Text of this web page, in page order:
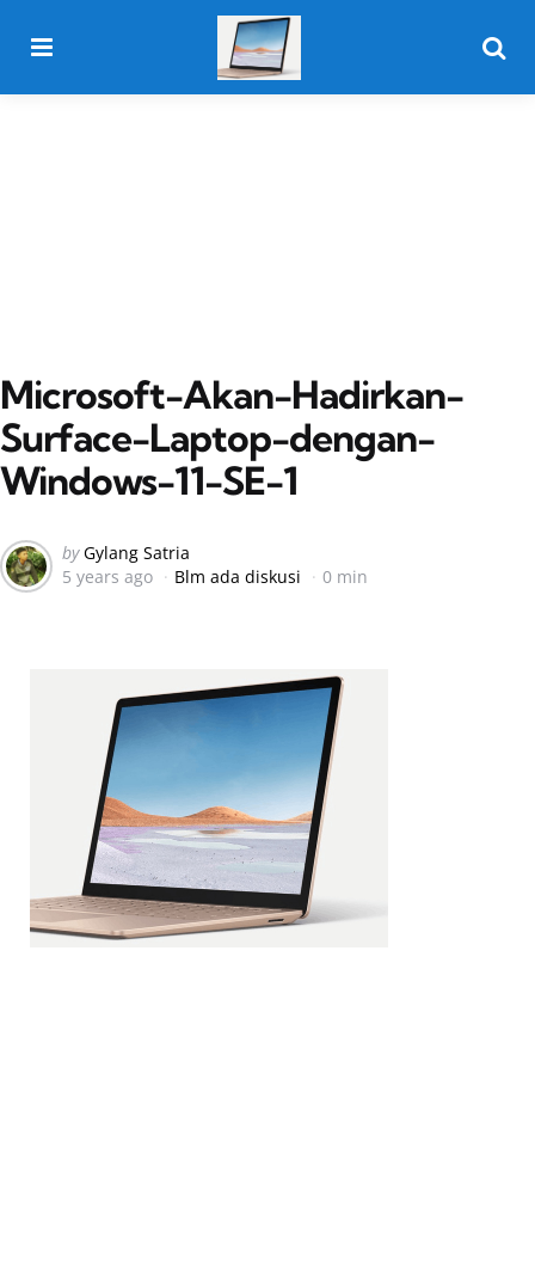
Microsoft-Akan-Hadirkan-
Surface-Laptop-dengan-
Windows-11-SE-1
Posted
by
by Gylang Satria
5 years ago
Blm ada diskusi 0 min